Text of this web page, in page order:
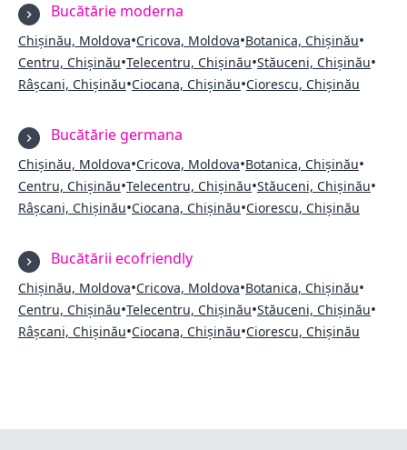
Bucătărie moderna
Chișinău, Moldova•Cricova, Moldova•Botanica, Chișinău•
Centru, Chișinău•Telecentru, Chișinău•Stăuceni, Chișinău•
Râșcani, Chișinău•Ciocana, Chișinău•Ciorescu, Chișinău
Bucătărie germana
Chișinău, Moldova•Cricova, Moldova•Botanica, Chișinău•
Centru, Chișinău•Telecentru, Chișinău•Stăuceni, Chișinău•
Râșcani, Chișinău•Ciocana, Chișinău•Ciorescu, Chișinău
Bucătării ecofriendly
Chișinău, Moldova•Cricova, Moldova•Botanica, Chișinău•
Centru, Chișinău•Telecentru, Chișinău•Stăuceni, Chișinău•
Râșcani, Chișinău•Ciocana, Chișinău•Ciorescu, Chișinău